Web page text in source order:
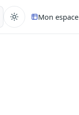
Mon espace